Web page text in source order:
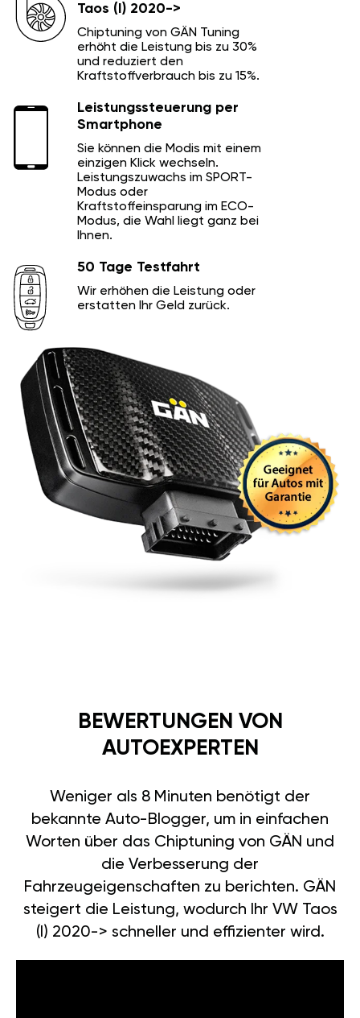
Taos (I) 2020->
Chiptuning von GÄN Tuning
erhöht die Leistung bis zu 30%
und reduziert den
Kraftstoffverbrauch bis zu 15%.
Leistungssteuerung per
Smartphone
Sie können die Modis mit einem
einzigen Klick wechseln.
Leistungszuwachs im SPORT-
Modus oder
Kraftstoffeinsparung im ECO-
Modus, die Wahl liegt ganz bei
Ihnen.
50 Tage Testfahrt
Wir erhöhen die Leistung oder
erstatten Ihr Geld zurück.
BEWERTUNGEN VON
AUTOEXPERTEN
Weniger als 8 Minuten benötigt der
bekannte Auto-Blogger, um in einfachen
Worten über das Chiptuning von GÄN und
die Verbesserung der
Fahrzeugeigenschaften zu berichten. GÄN
steigert die Leistung, wodurch Ihr VW Taos
(I) 2020-> schneller und effizienter wird.